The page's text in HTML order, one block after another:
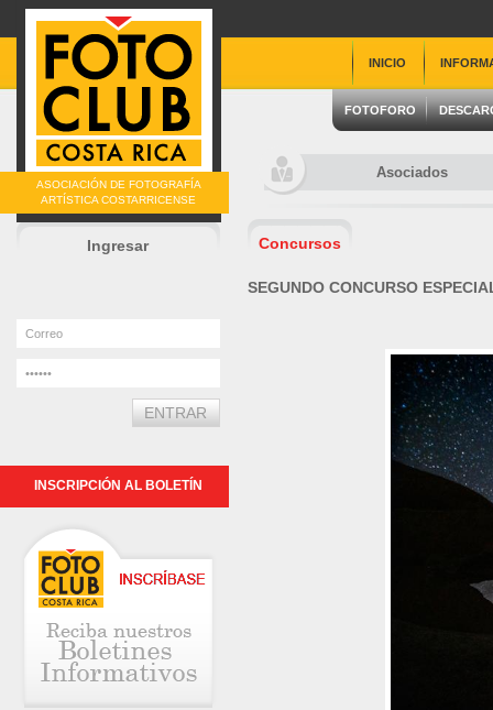
ASOCIACIÓN DE FOTOGRAFÍA
ARTÍSTICA COSTARRICENSE
INICIO
FOTOFORO
Ingresar
INSCRIPCIÓN AL BOLETÍN
Asociados
Concursos
SEGUNDO CONCURSO